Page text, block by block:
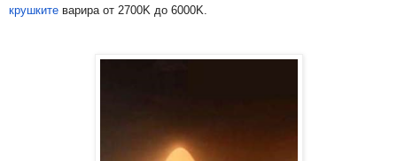
крушките варира от 2700K до 6000K.